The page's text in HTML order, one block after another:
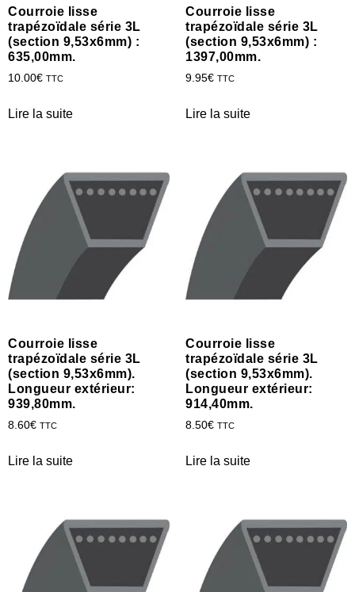
Courroie lisse
trapézoïdale série 3L
(section 9,53x6mm) :
635,00mm.
10.00€ TTC
Lire la suite
Courroie lisse
trapézoïdale série 3L
(section 9,53x6mm) :
1397,00mm.
9.95€ TTC
Lire la suite
Courroie lisse
trapézoïdale série 3L
(section 9,53x6mm).
Longueur extérieur:
939,80mm.
8.60€ TTC
Lire la suite
Courroie lisse
trapézoïdale série 3L
(section 9,53x6mm).
Longueur extérieur:
914,40mm.
8.50€ TTC
Lire la suite